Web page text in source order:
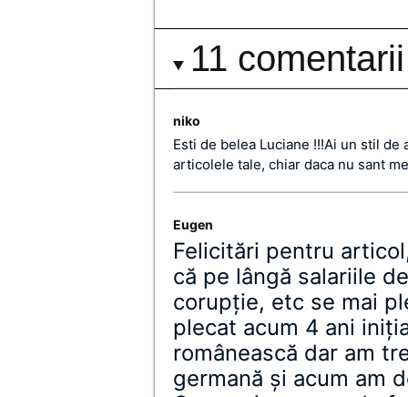
11 comentarii
niko
Esti de belea Luciane !!!Ai un stil
articolele tale, chiar daca nu sant
Eugen
Felicitări pentru
că pe lângă salariile
corupție, etc se mai
plecat acum 4 ani
românească dar am
germană și acum am